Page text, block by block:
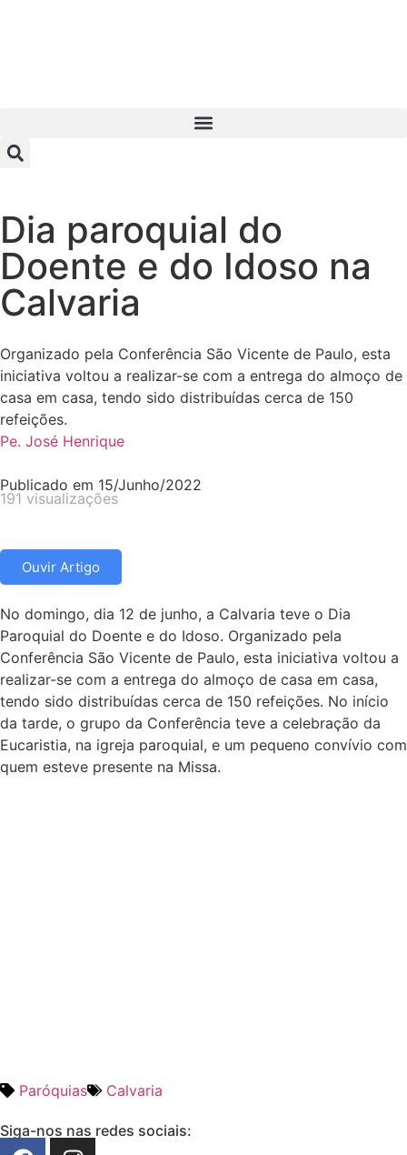
Dia paroquial do
Doente e do Idoso na
Calvaria
Organizado pela Conferência São Vicente de Paulo, esta
iniciativa voltou a realizar-se com a entrega do almoço de
casa em casa, tendo sido distribuídas cerca de 150
refeições.
Pe. José Henrique
Publicado em 15/Junho/2022
191 visualizações
Ouvir Artigo
No domingo, dia 12 de junho, a Calvaria teve o Dia
Paroquial do Doente e do Idoso. Organizado pela
Conferência São Vicente de Paulo, esta iniciativa voltou a
realizar-se com a entrega do almoço de casa em casa,
tendo sido distribuídas cerca de 150 refeições. No início
da tarde, o grupo da Conferência teve a celebração da
Eucaristia, na igreja paroquial, e um pequeno convívio com
quem esteve presente na Missa.
Paróquias Calvaria
Siga-nos nas redes sociais: